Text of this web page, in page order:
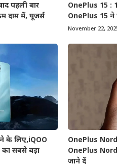
पहली बार
दाम में, यूजर्स
OnePlus 15 :
OnePlus 15 ने
November 22,
के लिए,iQOO
का सबसे बड़ा
OnePlus
OnePlus
जाने दें